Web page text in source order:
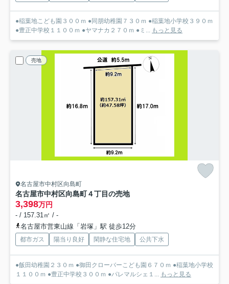
●稲葉地こども園３００ｍ ●同朋幼稚園７３０ｍ ●稲葉地小学校３９０ｍ
●豊正中学校１１００ｍ ●ヤマナカ２７０ｍ ●ミ... もっと見る
売地
名古屋市中村区向島町
名古屋市中村区向島町４丁目の売地
3,398万円
- / 157.31㎡ / -
名古屋市営東山線「岩塚」駅 徒歩12分
都市ガス 陽当り良好 閑静な住宅地 公共下水
●飯田幼稚園２３０ｍ ●御田クローバーこども園６７０ｍ ●稲葉地小学校
１１００ｍ ●豊正中学校３００ｍ ●パレマルシェ１... もっと見る